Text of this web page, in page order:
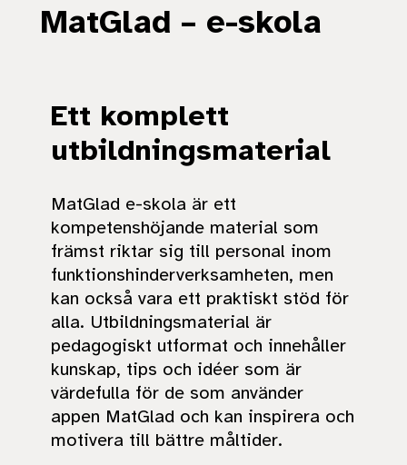
MatGlad – e-skola
Ett komplett
utbildningsmaterial
MatGlad e-skola är ett
kompetenshöjande material som
främst riktar sig till personal inom
funktionshinderverksamheten, men
kan också vara ett praktiskt stöd för
alla. Utbildningsmaterial är
pedagogiskt utformat och innehåller
kunskap, tips och idéer som är
värdefulla för de som använder
appen MatGlad och kan inspirera och
motivera till bättre måltider.